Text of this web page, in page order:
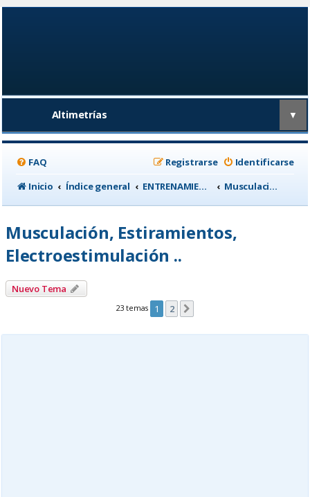
Altimetrías ▼
FAQ Identificarse
Registrarse
Inicio
Índice general ENTRENAMIENTO, medicina deportiva y nutrición Musculación, Estiramientos, Electroestimulación ..
Musculación, Estiramientos,
Electroestimulación ..
Nuevo Tema
23 temas 1 2